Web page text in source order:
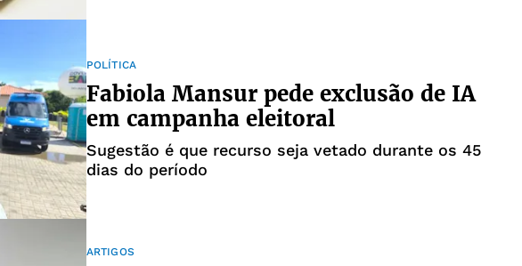
POLÍTICA
Fabiola Mansur pede exclusão de IA
em campanha eleitoral
Sugestão é que recurso seja vetado durante os 45
dias do período
ARTIGOS